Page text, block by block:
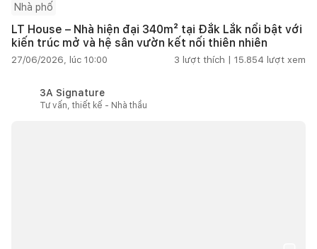
Nhà phố
LT House – Nhà hiện đại 340m² tại Đắk Lắk nổi bật với
kiến trúc mở và hệ sân vườn kết nối thiên nhiên
27/06/2026, lúc 10:00 3 lượt thích | 15.854 lượt xem
3A Signature
Tư vấn, thiết kế - Nhà thầu